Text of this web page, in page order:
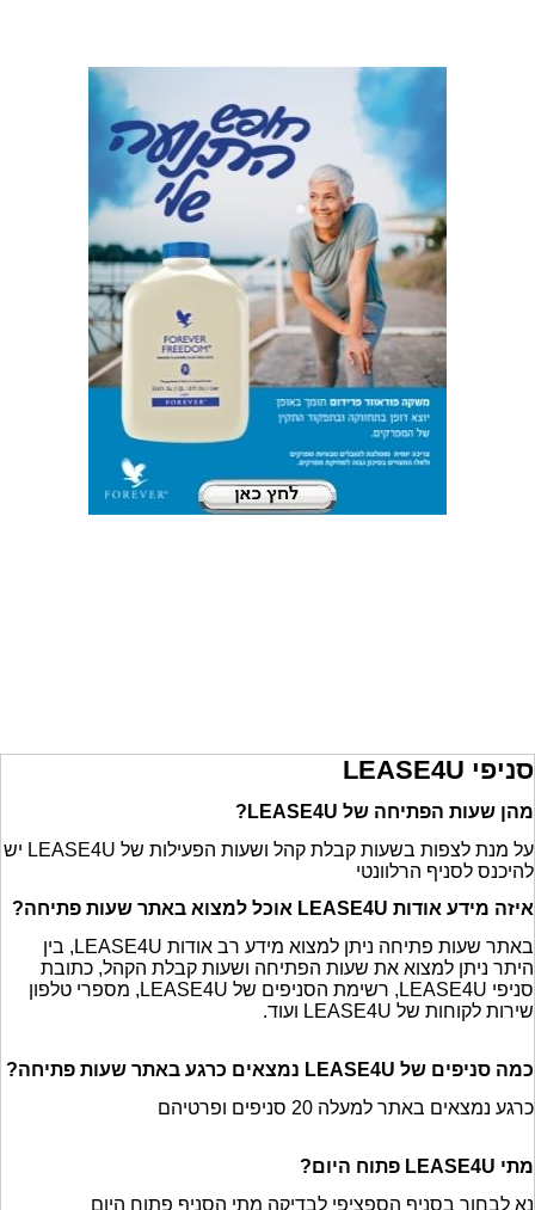
סניפי LEASE4U
מהן שעות הפתיחה של LEASE4U?
על מנת לצפות בשעות קבלת קהל ושעות הפעילות של LEASE4U יש
להיכנס לסניף הרלוונטי
איזה מידע אודות LEASE4U אוכל למצוא באתר שעות פתיחה?
באתר שעות פתיחה ניתן למצוא מידע רב אודות LEASE4U, בין
היתר ניתן למצוא את שעות הפתיחה ושעות קבלת הקהל, כתובת
סניפי LEASE4U, רשימת הסניפים של LEASE4U, מספרי טלפון
שירות לקוחות של LEASE4U ועוד.
כמה סניפים של LEASE4U נמצאים כרגע באתר שעות פתיחה?
כרגע נמצאים באתר למעלה 20 סניפים ופרטיהם
מתי LEASE4U פתוח היום?
נא לבחור בסניף הספציפי לבדיקה מתי הסניף פתוח היום